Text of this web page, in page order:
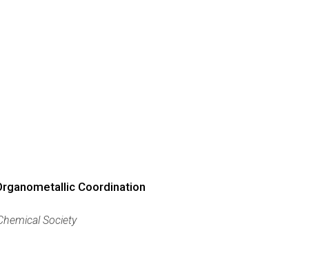
Coordination
Society